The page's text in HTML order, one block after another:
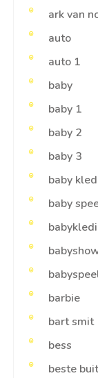
ark van
auto
auto 1
baby
baby 1
baby 2
baby 3
baby
baby
barbie
bart smit
bess
beste